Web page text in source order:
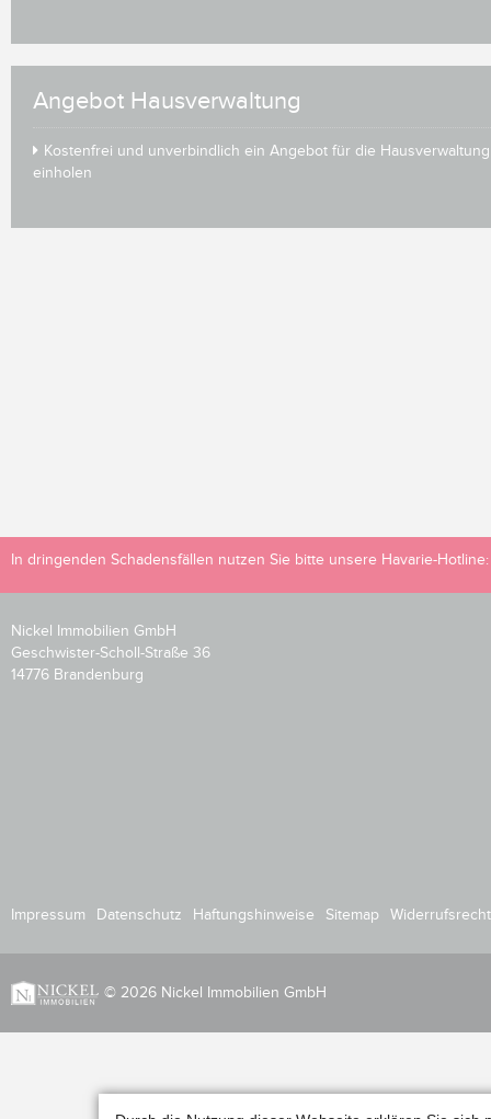
Angebot Hausverwaltung
Kostenfrei und unverbindlich ein Angebot für die Hausverwaltung
einholen
In dringenden Schadensfällen nutzen Sie bitte unsere Havarie-
Nickel Immobilien GmbH
Geschwister-Scholl-Straße 36
14776 Brandenburg
Impressum Datenschutz Haftungshinweise Sitemap
© 2026 Nickel Immobilien GmbH